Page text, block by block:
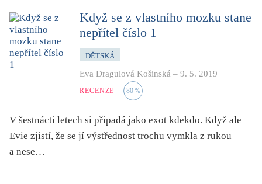
Když se z vlastního mozku stane
nepřítel číslo 1
DĚTSKÁ
Eva Dragulová Košinská – 9. 5. 2019
RECENZE 80%
V šestnácti letech si připadá jako exot kdekdo. Když ale
Evie zjistí, že se jí výstřednost trochu vymkla z rukou
a nese…